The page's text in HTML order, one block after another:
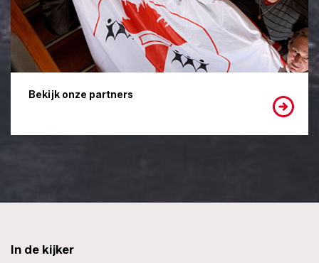
Bekijk onze partners
In de kijker